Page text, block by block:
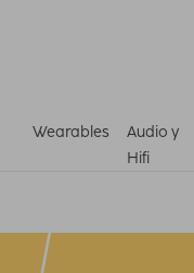
Wearables
Audio y
Hifi